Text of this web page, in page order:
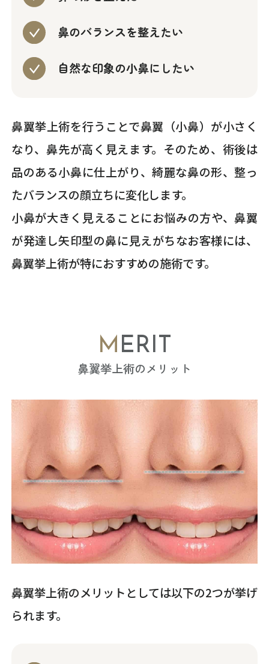
鼻のバランスを整えたい
自然な印象の小鼻にしたい
鼻翼挙上術を行うことで鼻翼（小鼻）が小さく
なり、鼻先が高く見えます。そのため、術後は
品のある小鼻に仕上がり、綺麗な鼻の形、整っ
たバランスの顔立ちに変化します。
小鼻が大きく見えることにお悩みの方や、鼻翼
が発達し矢印型の鼻に見えがちなお客様には、
鼻翼挙上術が特におすすめの施術です。
MERIT
鼻翼挙上術のメリット
鼻翼挙上術のメリットとしては以下の2つが挙げ
られます。